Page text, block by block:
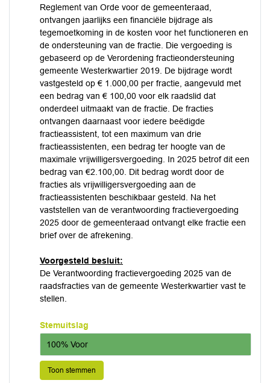
Reglement van Orde voor de gemeenteraad,
ontvangen jaarlijks een financiële bijdrage als
tegemoetkoming in de kosten voor het functioneren en
de ondersteuning van de fractie. Die vergoeding is
gebaseerd op de Verordening fractieondersteuning
gemeente Westerkwartier 2019. De bijdrage wordt
vastgesteld op € 1.000,00 per fractie, aangevuld met
een bedrag van € 100,00 voor elk raadslid dat
onderdeel uitmaakt van de fractie. De fracties
ontvangen daarnaast voor iedere beëdigde
fractieassistent, tot een maximum van drie
fractieassistenten, een bedrag ter hoogte van de
maximale vrijwilligersvergoeding. In 2025 betrof dit een
bedrag van €2.100,00. Dit bedrag wordt door de
fracties als vrijwilligersvergoeding aan de
fractieassistenten beschikbaar gesteld. Na het
vaststellen van de verantwoording fractievergoeding
2025 door de gemeenteraad ontvangt elke fractie een
brief over de afrekening.
Voorgesteld besluit:
De Verantwoording fractievergoeding 2025 van de
raadsfracties van de gemeente Westerkwartier vast te
stellen.
Stemuitslag
100% Voor
Toon stemmen